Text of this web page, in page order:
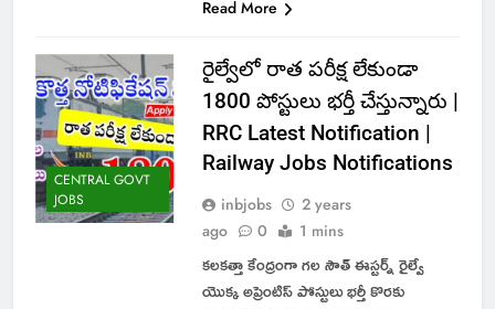
Read More
CENTRAL GOVT
JOBS
రైల్వేలో రాత పరీక్ష లేకుండా
1800 పోస్టులు భర్తీ చేస్తున్నారు |
RRC Latest Notification |
Railway Jobs Notifications
inbjobs
2 years
ago
0 1 mins
కలకత్తా కేంద్రంగా గల సౌత్ ఈస్టర్న్ రైల్వే
యొక్క అప్రెంటిస్ పోస్టులు భర్తీ కొరకు